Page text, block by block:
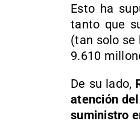
Esto ha
tanto que
(tan solo se
9.610
De su lado,
atención
suministro